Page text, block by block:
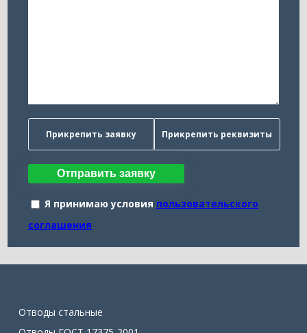
Прикрепить заявку Прикрепить реквизиты
Отправить заявку
Я принимаю условия пользовательского
соглашения
Отводы стальные